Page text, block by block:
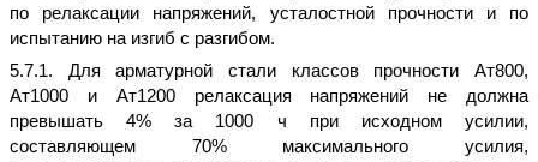
по релаксации напряжений, усталостной прочности и по
испытанию на изгиб с разгибом.
5.7.1. Для арматурной стали классов прочности Ат800,
Ат1000 и Ат1200 релаксация напряжений не должна
превышать 4% за 1000 ч при исходном усилии,
составляющем 70% максимального усилия,